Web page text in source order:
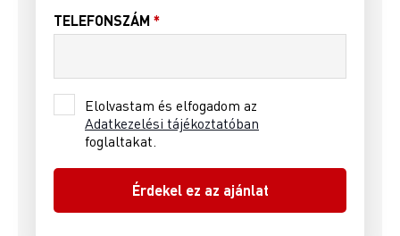
TELEFONSZÁM *
Elolvastam és elfogadom az
Adatkezelési tájékoztatóban
foglaltakat.